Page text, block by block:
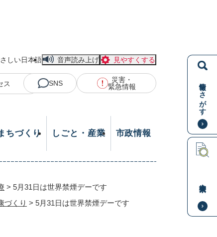
情報をさがす
しい日本語 音声読み上げ 見やすくする
ス SNS
災害・
緊急情報
ちづくり しごと・産業 市政情報
> 5月31日は世界禁煙デーです
づくり > 5月31日は世界禁煙デーです